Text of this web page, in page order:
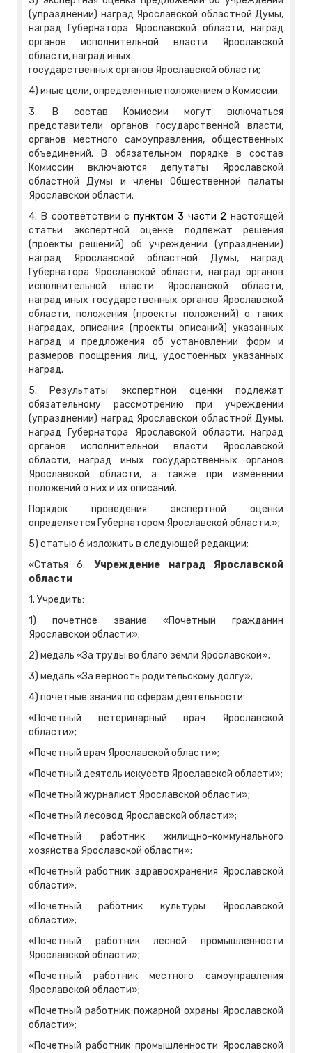
(упразднении) наград Ярославской областной Думы,
наград Губернатора Ярославской области, наград
органов исполнительной власти Ярославской
области, наград иных
государственных органов Ярославской области;
4) иные цели, определенные положением о Комиссии.
3. В состав Комиссии могут включаться
представители органов государственной власти,
органов местного самоуправления, общественных
объединений. В обязательном порядке в состав
Комиссии включаются депутаты Ярославской
областной Думы и члены Общественной палаты
Ярославской области.
4. В соответствии с пунктом 3 части 2 настоящей
статьи экспертной оценке подлежат решения
(проекты решений) об учреждении (упразднении)
наград Ярославской областной Думы, наград
Губернатора Ярославской области, наград органов
исполнительной власти Ярославской области,
наград иных государственных органов Ярославской
области, положения (проекты положений) о таких
наградах, описания (проекты описаний) указанных
наград и предложения об установлении форм и
размеров поощрения лиц, удостоенных указанных
наград.
5. Результаты экспертной оценки подлежат
обязательному рассмотрению при учреждении
(упразднении) наград Ярославской областной Думы,
наград Губернатора Ярославской области, наград
органов исполнительной власти Ярославской
области, наград иных государственных органов
Ярославской области, а также при изменении
положений о них и их описаний.
Порядок проведения экспертной оценки
определяется Губернатором Ярославской области.»;
5) статью 6 изложить в следующей редакции:
«Статья 6. Учреждение наград Ярославской
области
1. Учредить:
1) почетное звание «Почетный гражданин
Ярославской области»;
2) медаль «За труды во благо земли Ярославской»;
3) медаль «За верность родительскому долгу»;
4) почетные звания по сферам деятельности:
«Почетный ветеринарный врач Ярославской
области»;
«Почетный врач Ярославской области»;
«Почетный деятель искусств Ярославской области»;
«Почетный журналист Ярославской области»;
«Почетный лесовод Ярославской области»;
«Почетный работник жилищно-коммунального
хозяйства Ярославской области»;
«Почетный работник здравоохранения Ярославской
области»;
«Почетный работник культуры Ярославской
области»;
«Почетный работник лесной промышленности
Ярославской области»;
«Почетный работник местного самоуправления
Ярославской области»;
«Почетный работник пожарной охраны Ярославской
области»;
«Почетный работник промышленности Ярославской